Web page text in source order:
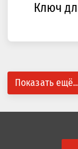
Ключ
Показать